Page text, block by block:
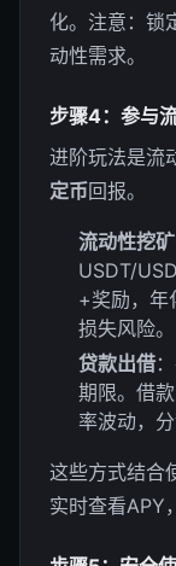
化。注意：锁
动性需求。
步骤4：参与
进阶玩法是流
定币回报。
流动性挖矿
USDT/
+奖励，年
损失风险。
贷款出借
期限。借
率波动，分
这些方式结合
实时查看APY